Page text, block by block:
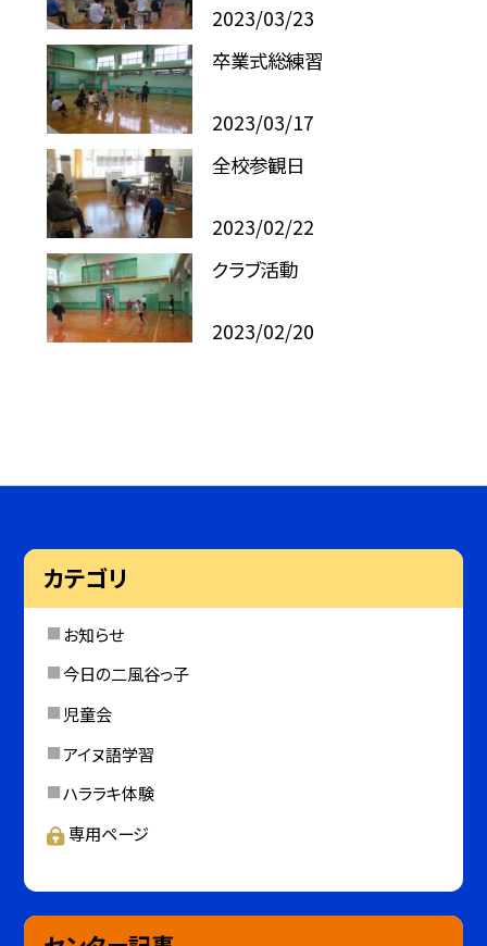
2023/03/23
卒業式総練習
2023/03/17
全校参観日
2023/02/22
クラブ活動
2023/02/20
カテゴリ
お知らせ
今日の二風谷っ子
児童会
アイヌ語学習
ハララキ体験
専用ページ